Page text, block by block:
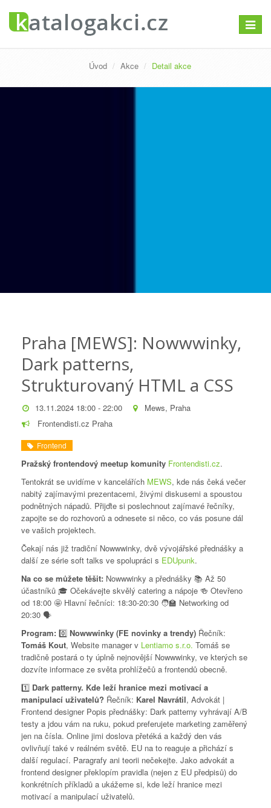
Úvod Akce Detail akce
Praha [MEWS]: Nowwwinky,
Dark patterns,
Strukturovaný HTML a CSS
13.11.2024 18:00 - 22:00
Mews, Praha
Frontendisti.cz Praha
Frontend
Pražský frontendový meetup komunity Frontendisti.cz.
Tentokrát se uvidíme v kancelářích MEWS, kde nás čeká večer
nabitý zajímavými prezentacemi, živými diskusemi a spoustou
podnětných nápadů. Přijďte si poslechnout zajímavé řečníky,
zapojte se do rozhovorů a odnesete si něco, co vás posune dál
ve vašich projektech.
Čekají nás již tradiční Nowwwinky, dvě vývojářské přednášky a
další ze série soft talks ve spolupráci s EDUpunk.
Na co se můžete těšit: Nowwwinky a přednášky 📚 Až 50
účastníků 🎓 Očekávejte skvělý catering a nápoje 🍻 Otevřeno
od 18:00 🤩 Hlavní řečníci: 18:30-20:30 🧑‍🏫 Networking od
20:30 🗣️
Program: 0️⃣ Nowwwinky (FE novinky a trendy) Řečník:
Tomáš Kout, Website manager v Lentiamo s.r.o. Tomáš se
tradičně postará o ty úplně nejnovější Nowwwinky, ve kterých se
dozvíte informace ze světa prohlížečů a frontendů obecně.
1️⃣ Dark patterny. Kde leží hranice mezi motivací a
manipulací uživatelů? Řečník: Karel Navrátil, Advokát |
Frontend designer Popis přednášky: Dark patterny vyhrávají A/B
testy a jdou vám na ruku, pokud preferujete marketing zaměřený
jen na čísla. Online jimi doslova přetéká a každý den vás
ovlivňují také v reálném světě. EU na to reaguje a přichází s
další regulací. Paragrafy ani teorii nečekejte. Jako advokát a
frontend designer překlopím pravidla (nejen z EU předpisů) do
konkrétních příkladů a ukážeme si, kde leží hranice mezi
motivací a manipulací uživatelů.